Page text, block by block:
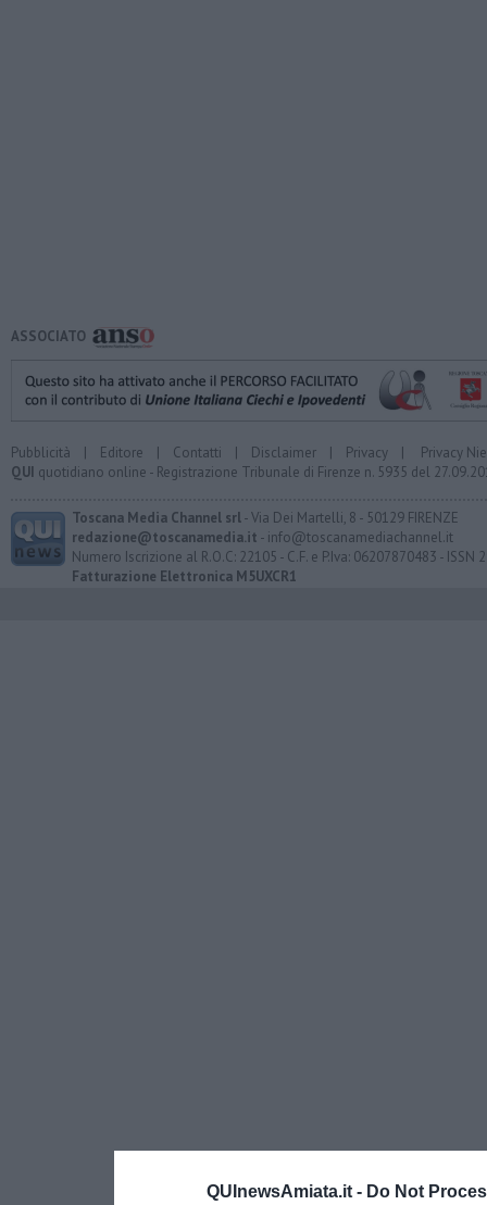
QUInewsAmiata.it - Do Not
ASSOCIATO
Pubblicità | Editore | Contatti | Disclaimer | Privacy | Privacy
QUI quotidiano online - Registrazione Tribunale di Firenze n. 5935 del
Toscana Media Channel srl- Via Dei Martelli, 8 - 50129 FIRENZE
redazione@toscanamedia.it - info@toscanamediachannel.it
Numero Iscrizione al R.O.C: 22105 - C.F. e P.Iva: 06207870483 - ISSN
Fatturazione Elettronica M5UXCR1